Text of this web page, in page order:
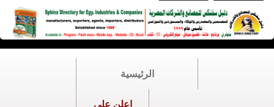
الرئيسية
اعلن على